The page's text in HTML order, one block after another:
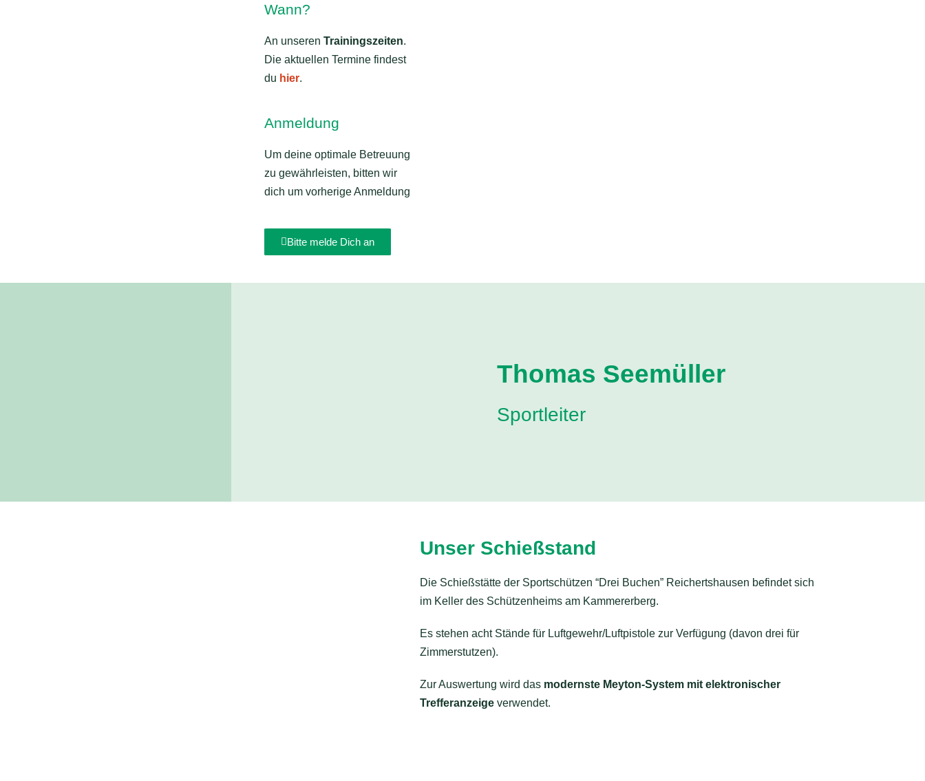
Wann?
An unseren Trainingszeiten.
Die aktuellen Termine findest
du hier.
Anmeldung
Um deine optimale Betreuung
zu gewährleisten, bitten wir
dich um vorherige Anmeldung
Bitte melde Dich an
Thomas Seemüller
Sportleiter
Unser Schießstand
Die Schießstätte der Sportschützen “Drei Buchen” Reichertshausen befindet sich
im Keller des Schützenheims am Kammererberg.
Es stehen acht Stände für Luftgewehr/Luftpistole zur Verfügung (davon drei für
Zimmerstutzen).
Zur Auswertung wird das modernste Meyton-System mit elektronischer
Trefferanzeige verwendet.